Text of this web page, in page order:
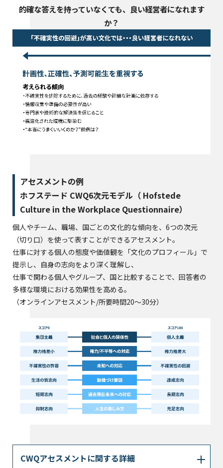
的確な答えを持っていなくても、良い経営者になれます
か？
アセスメントの例
ホフステード CWQ6次元モデル（ Hofstede
Culture in the Workplace Questionnaire）
個人やチーム、職場、国ごとの文化的な傾向を、6つの次元
（切り口）を使って表すことができるアセスメント。
仕事に対する個人の態度や価値観を「文化のプロフィール」で
提示し、自身の志向をより深く理解し、
仕事で関わる個人やグループ、国と比較することで、回答者の
多様な環境における効果性を高める。
（オンラインアセスメント/所要時間20～30分）
CWQアセスメントに関する詳細